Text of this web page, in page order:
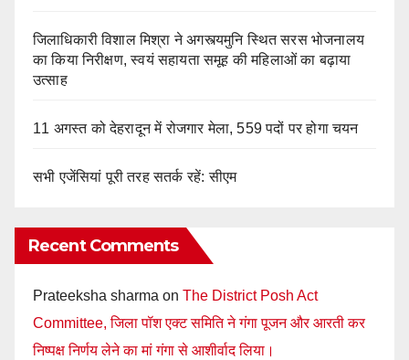
जिलाधिकारी विशाल मिश्रा ने अगस्त्यमुनि स्थित सरस भोजनालय
का किया निरीक्षण, स्वयं सहायता समूह की महिलाओं का बढ़ाया
उत्साह
11 अगस्त को देहरादून में रोजगार मेला, 559 पदों पर होगा चयन
सभी एजेंसियां पूरी तरह सतर्क रहें: सीएम
Recent Comments
Prateeksha sharma on The District Posh Act
Committee, जिला पॉश एक्ट समिति ने गंगा पूजन और आरती कर
निष्पक्ष निर्णय लेने का मां गंगा से आशीर्वाद लिया।